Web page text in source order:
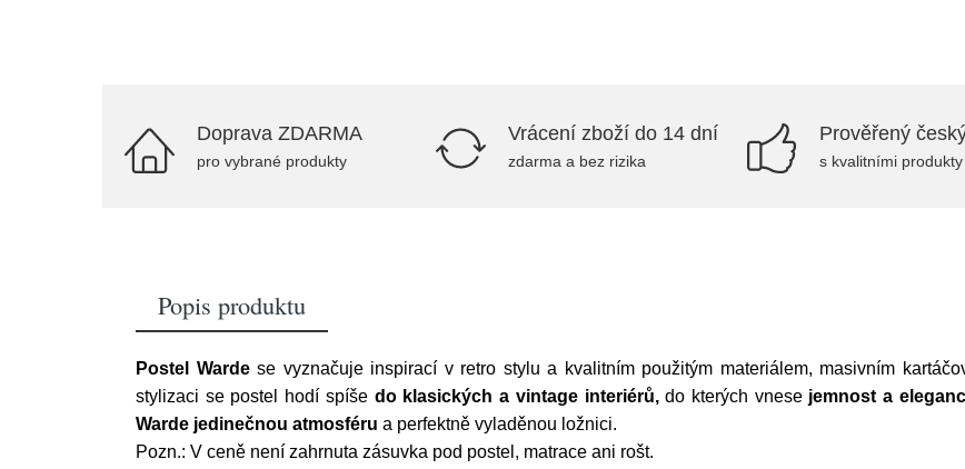
Doprava ZDARMA
pro vybrané produkty
Vrácení zboží do 14 dní
zdarma a bez rizika
Prověřený
s kvalitními produkty
Popis produktu
Postel Wardese vyznačuje inspirací v retro stylu a kvalitním použitým materiálem, masivním
stylizaci se postel hodí spíše do klasických a vintage interiérů,do kterých vnesejemnost a
Warde jedinečnou atmosféru a perfektně vyladěnou ložnici.
Pozn.: V ceně není zahrnuta zásuvka pod postel, matrace ani rošt.